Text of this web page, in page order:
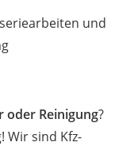
und
oder Reinigung?
Wir sind Kfz-